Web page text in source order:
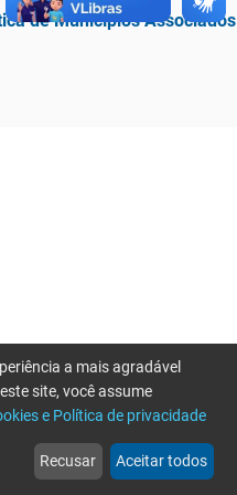
de Municípios Associados
web
Notícias
more_horiz
Mais
a mais agradável
site, você assume
e Política de privacidade
Recusar Aceitar todos
tente novamente